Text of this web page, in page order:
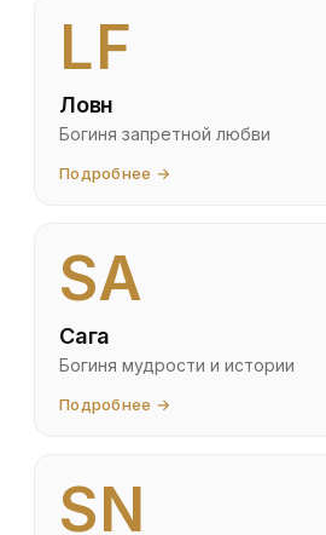
LF
Ловн
Богиня запретной любви
Подробнее →
SA
Сага
Богиня мудрости и истории
Подробнее →
SN